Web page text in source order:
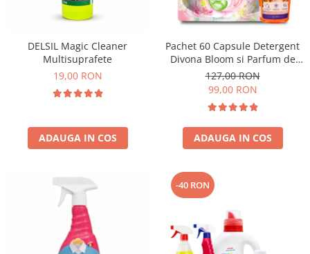
DELSIL Magic Cleaner
Multisuprafete
19,00 RON
ADAUGA IN COS
Pachet 60 Capsule Detergent
Divona Bloom si Parfum de
Rufe Corfu Breeze by Delia
200 ml
127,00 RON
99,00 RON
ADAUGA IN COS
-40 RON